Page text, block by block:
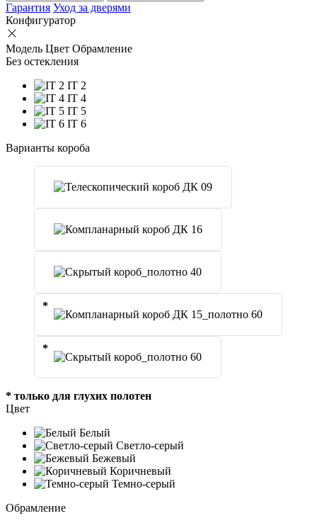
Гарантия Уход за дверями
Конфигуратор
Модель Цвет Обрамление
Без остекления
IT 2
IT 4
IT 5
IT 6
Варианты короба
*
*
* только для глухих полотен
Цвет
Белый
Светло-серый
Бежевый
Коричневый
Темно-серый
Обрамление